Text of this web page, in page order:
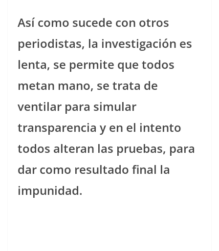
Así como sucede con otros
periodistas, la investigación es
lenta, se permite que todos
metan mano, se trata de
ventilar para simular
transparencia y en el intento
todos alteran las pruebas, para
dar como resultado final la
impunidad.